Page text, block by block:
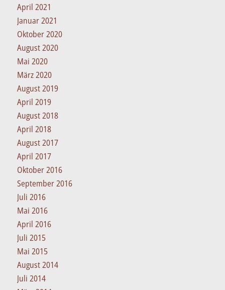
April 2021
Januar 2021
Oktober 2020
August 2020
Mai 2020
März 2020
August 2019
April 2019
August 2018
April 2018
August 2017
April 2017
Oktober 2016
September 2016
Juli 2016
Mai 2016
April 2016
Juli 2015
Mai 2015
August 2014
Juli 2014